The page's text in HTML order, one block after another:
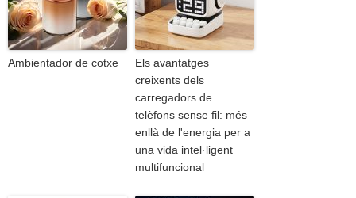
Ambientador de cotxe
Els avantatges
creixents dels
carregadors de
telèfons sense fil: més
enllà de l'energia per a
una vida intel·ligent
multifuncional